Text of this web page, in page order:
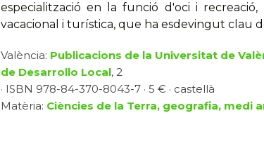
especialització en la funció d'oci i
vacacional i turística, que ha esdevingut clau
València: Publicacions de la Universitat de
de Desarrollo Local, 2
· ISBN 978-84-370-8043-7 · 5 € · castellà
Matèria: Ciències de la Terra, geografia, medi